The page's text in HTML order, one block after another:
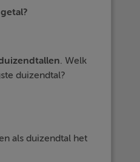
. Welk
duizendtal?
als duizendtal het